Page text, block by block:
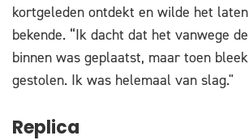
kortgeleden ontdekt en wilde het
bekende. “Ik dacht dat het vanwege
binnen was geplaatst, maar toen
gestolen. Ik was helemaal van slag."
Replica